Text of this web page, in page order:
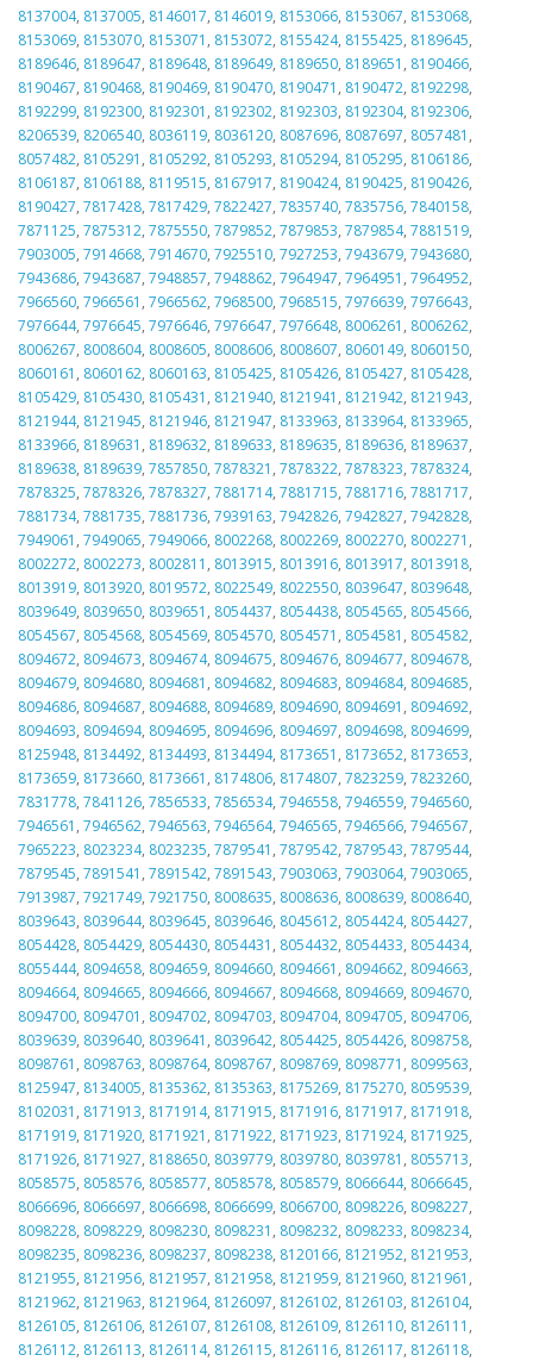
8137004, 8137005, 8146017, 8146019, 8153066, 8153067, 8153068,
8153069, 8153070, 8153071 , 8153072, 8155424, 8155425, 8189645,
8189646, 8189647, 8189648, 8189649, 8189650, 8189651 , 8190466,
8190467, 8190468, 8190469, 8190470, 8190471 , 8190472, 8192298,
8192299, 8192300, 8192301 , 8192302, 8192303, 8192304, 8192306,
8206539, 8206540, 8036119, 8036120, 8087696, 8087697, 8057481 ,
8057482, 8105291 , 8105292, 8105293, 8105294, 8105295, 8106186,
8106187, 8106188, 8119515, 8167917, 8190424, 8190425, 8190426,
8190427, 7817428, 7817429, 7822427, 7835740, 7835756, 7840158,
7871125, 7875312, 7875550, 7879852, 7879853, 7879854, 7881519,
7903005, 7914668, 7914670, 7925510, 7927253, 7943679, 7943680,
7943686, 7943687, 7948857, 7948862, 7964947, 7964951 , 7964952,
7966560, 7966561 , 7966562, 7968500, 7968515, 7976639, 7976643,
7976644, 7976645, 7976646, 7976647, 7976648, 8006261 , 8006262,
8006267, 8008604, 8008605, 8008606, 8008607, 8060149, 8060150,
8060161 , 8060162, 8060163, 8105425, 8105426, 8105427, 8105428,
8105429, 8105430, 8105431 , 8121940, 8121941 , 8121942, 8121943,
8121944, 8121945, 8121946, 8121947, 8133963, 8133964, 8133965,
8133966, 8189631 , 8189632, 8189633, 8189635, 8189636, 8189637,
8189638, 8189639, 7857850, 7878321 , 7878322, 7878323, 7878324,
7878325, 7878326, 7878327, 7881714, 7881715, 7881716, 7881717,
7881734, 7881735, 7881736, 7939163, 7942826, 7942827, 7942828,
7949061 , 7949065, 7949066, 8002268, 8002269, 8002270, 8002271 ,
8002272, 8002273, 8002811 , 8013915, 8013916, 8013917, 8013918,
8013919, 8013920, 8019572, 8022549, 8022550, 8039647, 8039648,
8039649, 8039650, 8039651 , 8054437, 8054438, 8054565, 8054566,
8054567, 8054568, 8054569, 8054570, 8054571 , 8054581 , 8054582,
8094672, 8094673, 8094674, 8094675, 8094676, 8094677, 8094678,
8094679, 8094680, 8094681 , 8094682, 8094683, 8094684, 8094685,
8094686, 8094687, 8094688, 8094689, 8094690, 8094691 , 8094692,
8094693, 8094694, 8094695, 8094696, 8094697, 8094698, 8094699,
8125948, 8134492, 8134493, 8134494, 8173651 , 8173652, 8173653,
8173659, 8173660, 8173661 , 8174806, 8174807, 7823259, 7823260,
7831778, 7841126, 7856533, 7856534, 7946558, 7946559, 7946560,
7946561 , 7946562, 7946563, 7946564, 7946565, 7946566, 7946567,
7965223, 8023234, 8023235, 7879541 , 7879542, 7879543, 7879544,
7879545, 7891541 , 7891542, 7891543, 7903063, 7903064, 7903065,
7913987, 7921749, 7921750, 8008635, 8008636, 8008639, 8008640,
8039643, 8039644, 8039645, 8039646, 8045612, 8054424, 8054427,
8054428, 8054429, 8054430, 8054431 , 8054432, 8054433, 8054434,
8055444, 8094658, 8094659, 8094660, 8094661 , 8094662, 8094663,
8094664, 8094665, 8094666, 8094667, 8094668, 8094669, 8094670,
8094700, 8094701 , 8094702, 8094703, 8094704, 8094705, 8094706,
8039639, 8039640, 8039641 , 8039642, 8054425, 8054426, 8098758,
8098761 , 8098763, 8098764, 8098767, 8098769, 8098771 , 8099563,
8125947, 8134005, 8135362, 8135363, 8175269, 8175270, 8059539,
8102031 , 8171913, 8171914, 8171915, 8171916, 8171917, 8171918,
8171919, 8171920, 8171921 , 8171922, 8171923, 8171924, 8171925,
8171926, 8171927, 8188650, 8039779, 8039780, 8039781 , 8055713,
8058575, 8058576, 8058577, 8058578, 8058579, 8066644, 8066645,
8066696, 8066697, 8066698, 8066699, 8066700, 8098226, 8098227,
8098228, 8098229, 8098230, 8098231 , 8098232, 8098233, 8098234,
8098235, 8098236, 8098237, 8098238, 8120166, 8121952, 8121953,
8121955, 8121956, 8121957, 8121958, 8121959, 8121960, 8121961 ,
8121962, 8121963, 8121964, 8126097, 8126102, 8126103, 8126104,
8126105, 8126106, 8126107, 8126108, 8126109, 8126110, 8126111 ,
8126112, 8126113, 8126114, 8126115, 8126116, 8126117, 8126118,